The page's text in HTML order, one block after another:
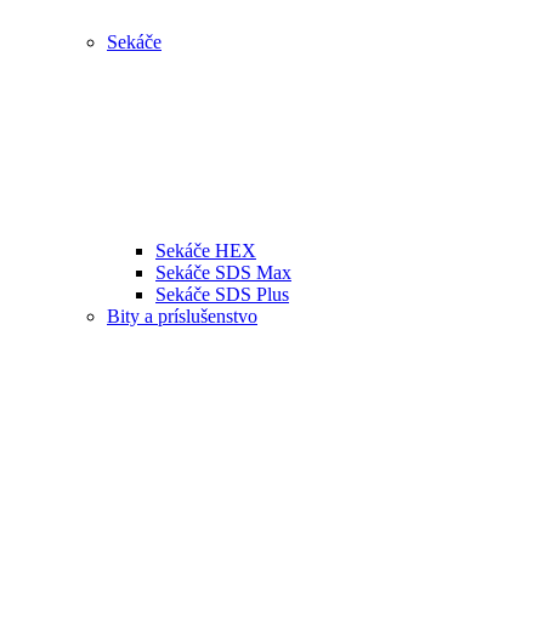
Sekáče
Sekáče HEX
Sekáče SDS Max
Sekáče SDS Plus
Bity a príslušenstvo